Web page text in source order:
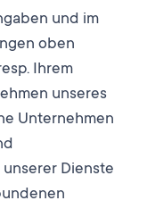
und im
oben
Ihrem
unseres
Unternehmen
Dienste